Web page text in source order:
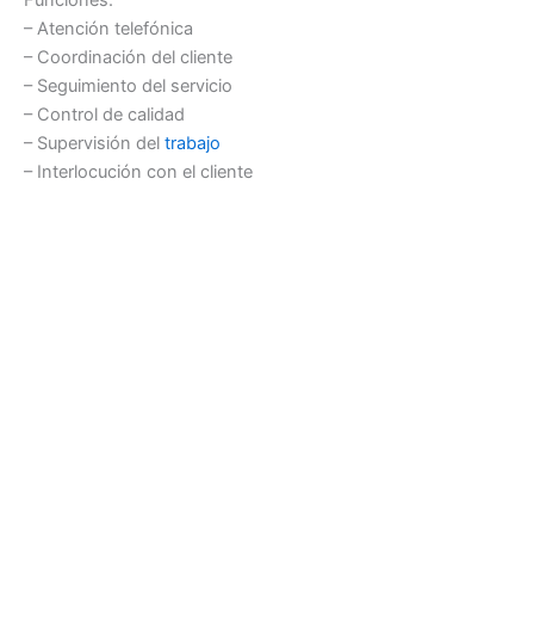
– Atención telefónica
– Coordinación del cliente
– Seguimiento del servicio
– Control de calidad
– Supervisión del trabajo
– Interlocución con el cliente